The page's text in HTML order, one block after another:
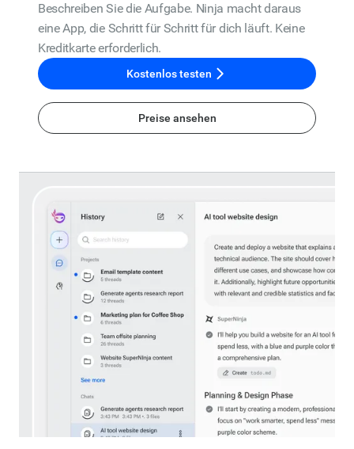
Beschreiben Sie die Aufgabe. Ninja macht daraus
eine App, die Schritt für Schritt für dich läuft. Keine
Kreditkarte erforderlich.
Kostenlos testen
Preise ansehen